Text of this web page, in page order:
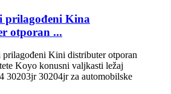
prilagođeni Kina
otporan ...